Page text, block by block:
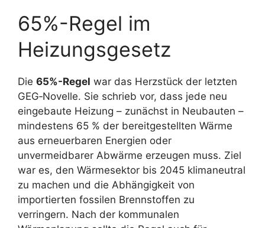
65%-Regel im
Heizungsgesetz
Die 65%-Regel war das Herzstück der letzten
GEG‑Novelle. Sie schrieb vor, dass jede neu
eingebaute Heizung – zunächst in Neubauten –
mindestens 65 % der bereitgestellten Wärme
aus erneuerbaren Energien oder
unvermeidbarer Abwärme erzeugen muss. Ziel
war es, den Wärmesektor bis 2045 klimaneutral
zu machen und die Abhängigkeit von
importierten fossilen Brennstoffen zu
verringern. Nach der kommunalen